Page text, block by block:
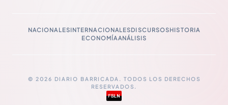
NACIONALESINTERNACIONALESDISCURSOSHISTORIA
ECONOMÍAANÁLISIS
© 2026 DIARIO BARRICADA. TODOS LOS DERECHOS
RESERVADOS.